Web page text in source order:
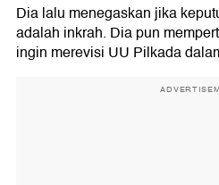
Dia lalu menegaskan jika
adalah inkrah. Dia pun
ingin merevisi UU Pilkada